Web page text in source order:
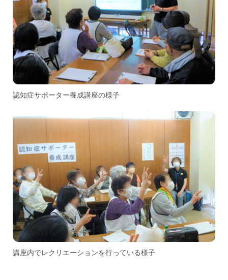
認知症サポーター養成講座の様子
講座内でレクリエーションを行っている様子